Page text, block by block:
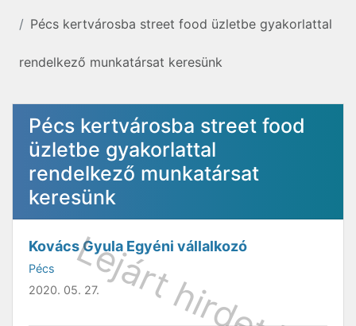
Pécs kertvárosba street food üzletbe gyakorlattal
rendelkező munkatársat keresünk
Pécs kertvárosba street food
üzletbe gyakorlattal
rendelkező munkatársat
keresünk
Kovács Gyula Egyéni vállalkozó
Pécs
2020. 05. 27.